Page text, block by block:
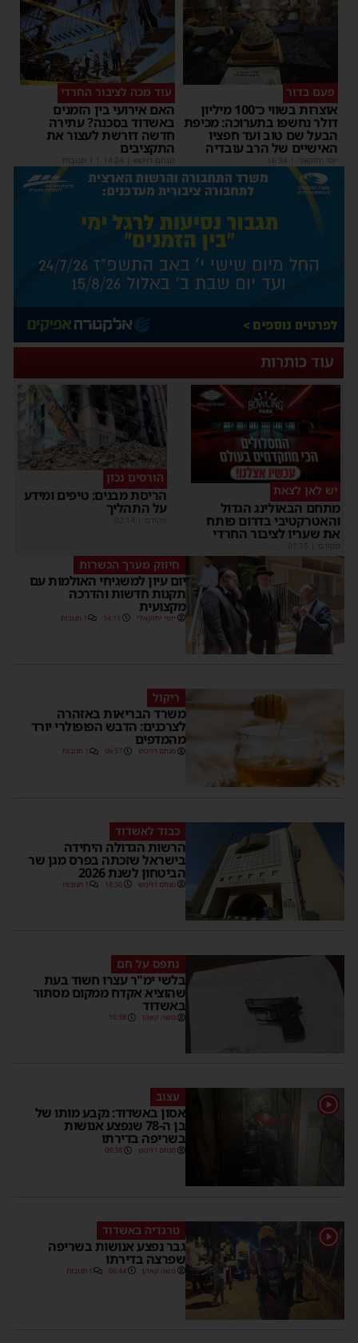
פעם בדור
אוצרות בשווי כ־100 מיליון
דולר נחשפו בתערוכה: מכיפת
הבעל שם טוב ועד חפציו
האישיים של הרב עובדיה
יוסי יחזקאלי 16:34
עוד מכה לציבור החרדי
האם אירועי בין הזמנים
באשדוד בסכנה? עתירה
חדשה דורשת לעצור את
התקציבים
מנחם דויטש
עוד כותרות
יש לאן לצאת
מתחם הבאולינג הגדול
והאטרקטיבי בדרום פותח
את שעריו לציבור החרדי
מקודם
הורסים נכון
הריסת מבנים: טיפים ומידע
על התהליך
מקודם
חיזוק מערך הכשרות
יום עיון למשגיחי האולמות עם
תקנות חדשות והדרכה
מקצועית
יוסי יחזקאלי 14:11 1 תגובות
ריקול
משרד הבריאות באזהרה
לצרכנים: הדבש הפופולרי יורד
מהמדפים
מנחם דויטש 06:57 1 תגובות
כבוד לאשדוד
הרשות הגדולה היחידה
בישראל שזכתה בפרס מגן שר
הביטחון לשנת 2026
מנחם דויטש 18:36 1 תגובות
נתפס על חם
בלשי ימ"ר עצרו חשוד בעת
שהוציא אקדח ממקום מסתור
באשדוד
משה קאהן 10:38
1 עצוב
אסון באשדוד: נקבע מותו של
בן ה-78 שנפצע אנושות
בשריפה בדירתו
מנחם דויטש 09:38
1 טרגדיה באשדוד
גבר נפצע אנושות בשריפה
שפרצה בדירתו
משה קאהן 06:44 1 תגובות